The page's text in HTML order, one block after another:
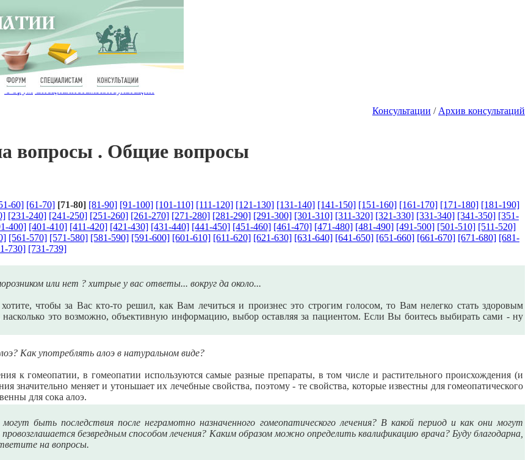
Форум Специалистам
Консультации
Консультации / Архив консультаций
вопросы . Общие вопросы
60] [61-70] [71-80] [81-90] [91-100] [101-110] [111-120] [121-130] [131-140] [141-150] [151-160] [161-170] [171-180] [181-190]
[231-240] [241-250] [251-260] [261-270] [271-280] [281-290] [291-300] [301-310] [311-320] [321-330] [331-340] [341-350] [351-
400] [401-410] [411-420] [421-430] [431-440] [441-450] [451-460] [461-470] [471-480] [481-490] [491-500] [501-510] [511-520]
[561-570] [571-580] [581-590] [591-600] [601-610] [611-620] [621-630] [631-640] [641-650] [651-660] [661-670] [671-680] [681-
730] [731-739]
или нет ? хитрые у вас ответы... вокруг да около...
чтобы за Вас кто-то решил, как Вам лечиться и произнес это строгим голосом, то Вам нелегко стать здоровым
это возможно, объективную информацию, выбор оставляя за пациентом. Если Вы боитесь выбирать сами - ну
Как употреблять алоэ в натуральном виде?
к гомеопатии, в гомеопатии используются самые разные препараты, в том числе и растительного происхождения (и
значительно меняет и утоньшает их лечебные свойства, поэтому - те свойства, которые известны для гомеопатического
для сока алоэ.
быть последствия после неграмотно назначенного гомеопатического лечения? В какой период и как они могут
безвредным способом лечения? Каким образом можно определить квалификацию врача? Буду благодарна,
на вопросы.